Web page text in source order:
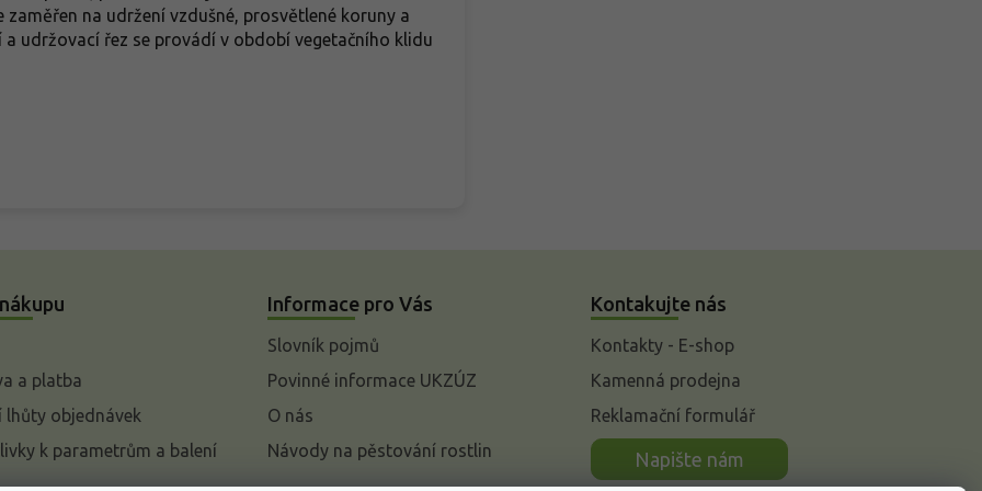
na udržení vzdušné, prosvětlené koruny a
udržovací řez se provádí v období vegetačního klidu
a platba
lhůty objednávek
k parametrům a balení
Informace pro Vás
Slovník pojmů
Povinné informace UKZÚZ
O nás
Návody na pěstování rostlin
Kontakujte nás
Kontakty - E-shop
Kamenná prodejna
Reklamační formulář
Napište nám